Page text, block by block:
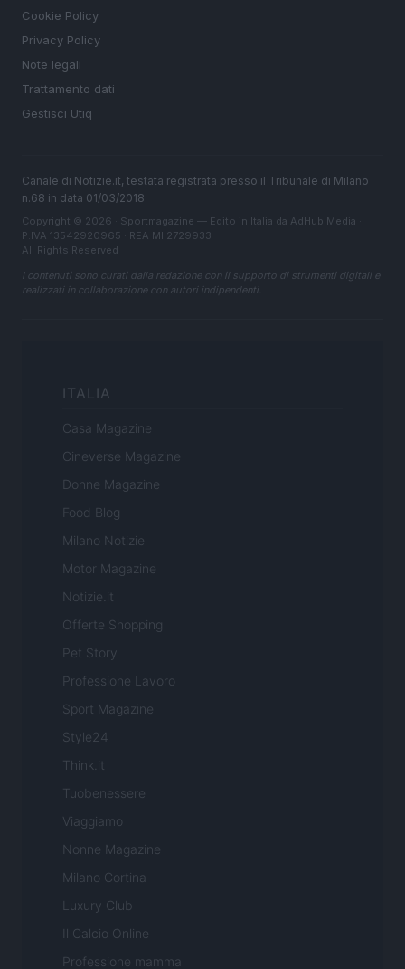
Cookie Policy
Privacy Policy
Note legali
Trattamento dati
Gestisci Utiq
Canale di Notizie.it, testata registrata presso il Tribunale di Milano
n.68 in data 01/03/2018
Copyright © 2026 · Sportmagazine — Edito in Italia da AdHub Media
P.IVA 13542920965 · REA MI 2729933
All Rights Reserved
I contenuti sono curati dalla redazione con il supporto di strumenti digitali e
realizzati in collaborazione con autori indipendenti.
ITALIA
Casa Magazine
Cineverse Magazine
Donne Magazine
Food Blog
Milano Notizie
Motor Magazine
Notizie.it
Offerte Shopping
Pet Story
Professione Lavoro
Sport Magazine
Style24
Think.it
Tuobenessere
Viaggiamo
Nonne Magazine
Milano Cortina
Luxury Club
Il Calcio Online
Professione mamma